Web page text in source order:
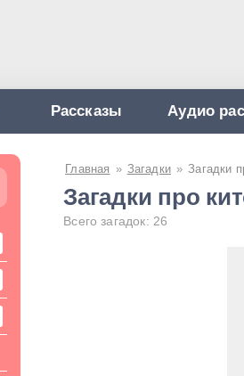
Рассказы Аудио
Главная » Загадки » Загадки
Загадки про
Всего загадок: 26